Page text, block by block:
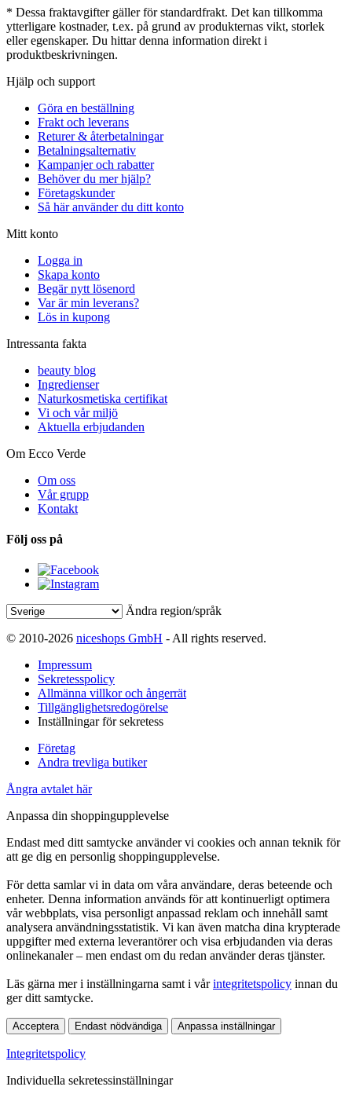
* Dessa fraktavgifter gäller för standardfrakt. Det kan tillkomma
ytterligare kostnader, t.ex. på grund av produkternas vikt, storlek
eller egenskaper. Du hittar denna information direkt i
produktbeskrivningen.
Hjälp och support
Göra en beställning
Frakt och leverans
Returer & återbetalningar
Betalningsalternativ
Kampanjer och rabatter
Behöver du mer hjälp?
Företagskunder
Så här använder du ditt konto
Mitt konto
Logga in
Skapa konto
Begär nytt lösenord
Var är min leverans?
Lös in kupong
Intressanta fakta
beauty blog
Ingredienser
Naturkosmetiska certifikat
Vi och vår miljö
Aktuella erbjudanden
Om Ecco Verde
Om oss
Vår grupp
Kontakt
Följ oss på
Ändra region/språk
© 2010-2026 niceshops GmbH - All rights reserved.
Impressum
Sekretesspolicy
Allmänna villkor och ångerrät
Tillgänglighetsredogörelse
Inställningar för sekretess
Företag
Andra trevliga butiker
Ångra avtalet här
Anpassa din shoppingupplevelse
Endast med ditt samtycke använder vi cookies och annan teknik för
att ge dig en personlig shoppingupplevelse.
För detta samlar vi in data om våra användare, deras beteende och
enheter. Denna information används för att kontinuerligt optimera
vår webbplats, visa personligt anpassad reklam och innehåll samt
analysera användningsstatistik. Vi kan även matcha dina krypterade
uppgifter med externa leverantörer och visa erbjudanden via deras
onlinekanaler – men endast om du redan använder deras tjänster.
Läs gärna mer i inställningarna samt i vårintegritetspolicy innan du
ger ditt samtycke.
Acceptera Endast nödvändiga Anpassa inställningar
Integritetspolicy
Individuella sekretessinställningar